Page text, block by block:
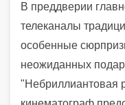
В преддверии
телеканалы
особенные
неожиданных
"Небриллиантовая